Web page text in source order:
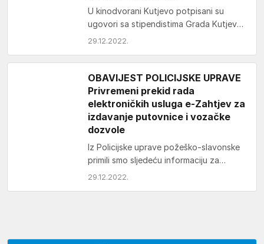
U kinodvorani Kutjevo potpisani su
ugovori sa stipendistima Grada Kutjeva
za akademsku godinu 2022./2023.
29.12.2022.
OBAVIJEST POLICIJSKE UPRAVE
Privremeni prekid rada
elektroničkih usluga e-Zahtjev za
izdavanje putovnice i vozačke
dozvole
Iz Policijske uprave požeško-slavonske
primili smo sljedeću informaciju za
građane: Zbog potrebe prilagodbi
29.12.2022.